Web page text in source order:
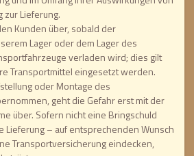
Lieferung.
Kunden über, sobald der
Lager oder dem Lager des
verladen wird; dies gilt
Transportmittel eingesetzt werden.
oder Montage des
geht die Gefahr erst mit der
über. Sofern nicht eine Bringschuld
– auf entsprechenden Wunsch
Transportversicherung eindecken,